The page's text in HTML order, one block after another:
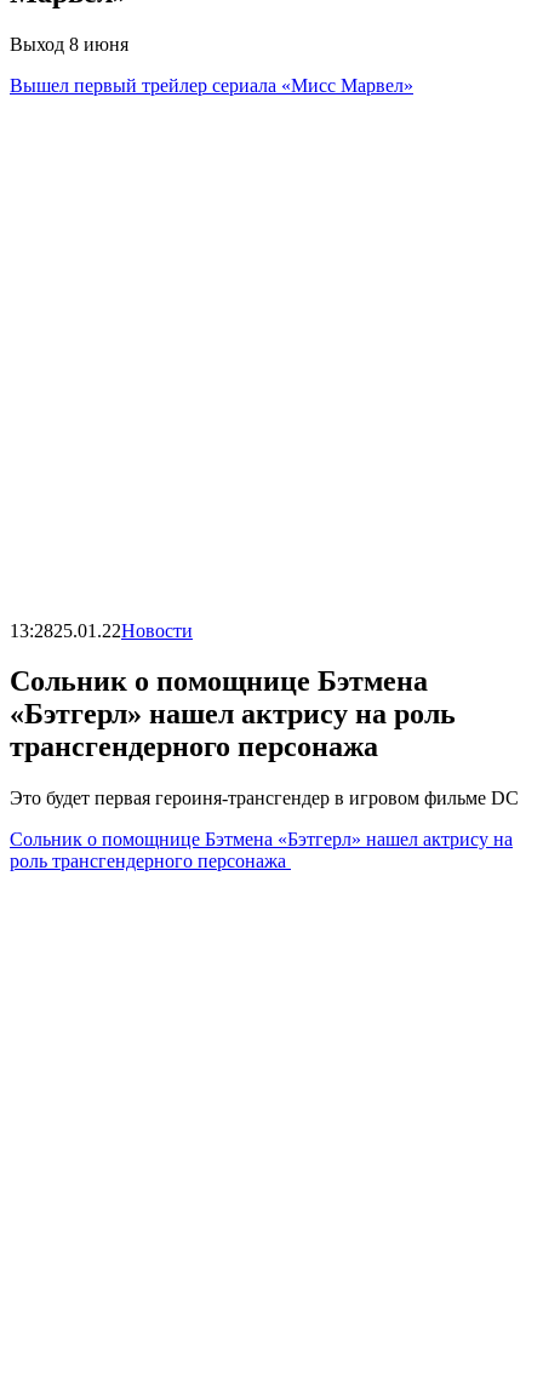
Выход 8 июня
Вышел первый трейлер сериала «Мисс Марвел»
13:2825.01.22Новости
Сольник о помощнице Бэтмена
«Бэтгерл» нашел актрису на роль
трансгендерного персонажа
Это будет первая героиня-трансгендер в игровом фильме DC
Сольник о помощнице Бэтмена «Бэтгерл» нашел актрису на
роль трансгендерного персонажа